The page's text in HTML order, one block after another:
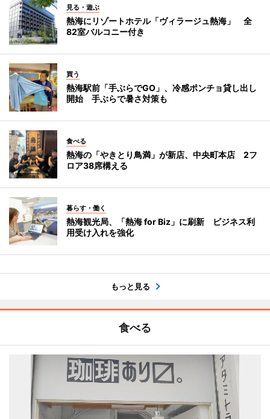
見る・遊ぶ
熱海にリゾートホテル「ヴィラージュ熱海」 全
82室バルコニー付き
買う
熱海駅前「手ぶらでGO」、冷感ポンチョ貸し出し
開始 手ぶらで暑さ対策も
食べる
熱海の「やきとり鳥満」が新店、中央町本店 2フ
ロア38席構える
暮らす・働く
熱海観光局、「熱海 for Biz」に刷新 ビジネス利
用受け入れを強化
もっと見る
食べる